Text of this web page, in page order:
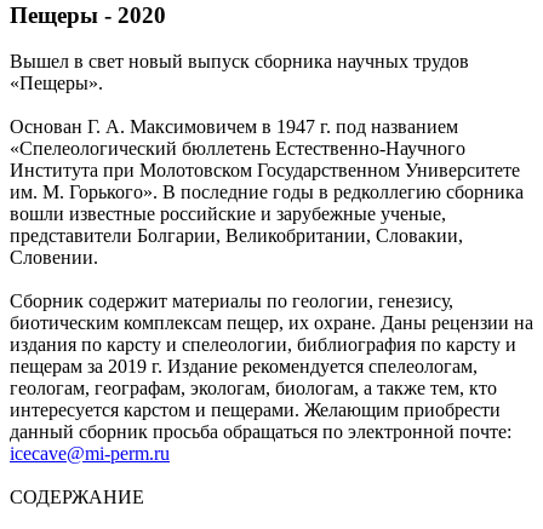
Пещеры - 2020
Вышел в свет новый выпуск сборника научных трудов
«Пещеры».
Основан Г. А. Максимовичем в 1947 г. под названием
«Спелеологический бюллетень Естественно-Научного
Института при Молотовском Государственном Университете
им. М. Горького». В последние годы в редколлегию сборника
вошли известные российские и зарубежные ученые,
представители Болгарии, Великобритании, Словакии,
Словении.
Сборник содержит материалы по геологии, генезису,
биотическим комплексам пещер, их охране. Даны рецензии на
издания по карсту и спелеологии, библиография по карсту и
пещерам за 2019 г. Издание рекомендуется спелеологам,
геологам, географам, экологам, биологам, а также тем, кто
интересуется карстом и пещерами. Желающим приобрести
данный сборник просьба обращаться по электронной почте:
icecave@mi-perm.ru
СОДЕРЖАНИЕ